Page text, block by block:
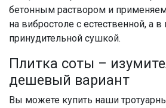
бетонным раствором и
на вибростоле с естественной, а
принудительной сушкой.
Плитка соты –
дешевый вариант
Вы можете купить наши